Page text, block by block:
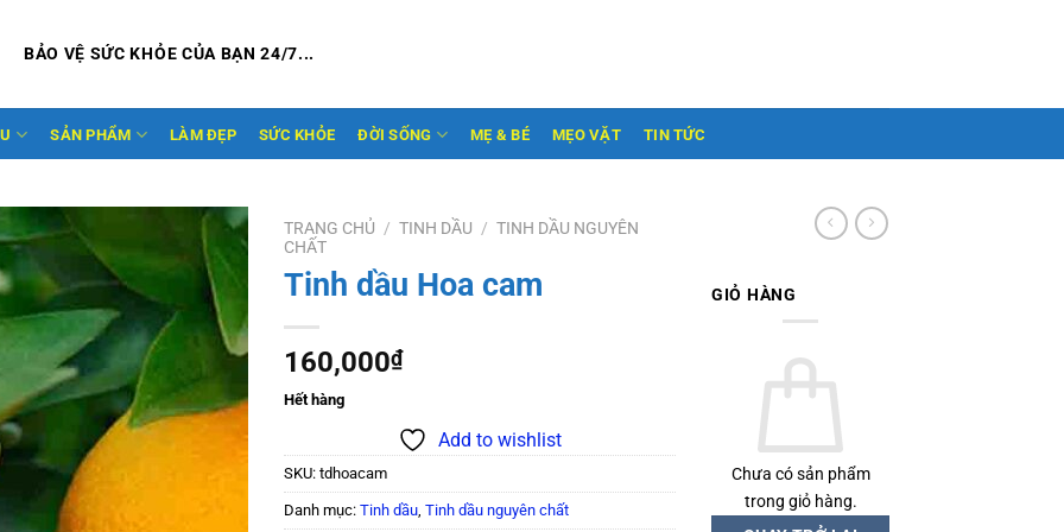
BẢO VỆ SỨC KHỎE CỦA BẠN 24/7...
SẢN PHẨM LÀM ĐẸP SỨC KHỎE ĐỜI SỐNG MẸ & BÉ MẸO VẶT TIN TỨC
Add to
wishlist
TRANG CHỦ / TINH DẦU / TINH DẦU NGUYÊN
CHẤT
Tinh dầu Hoa cam
160,000₫
Hết hàng
Add to wishlist
SKU: tdhoacam
Danh mục: Tinh dầu Tinh dầu nguyên chất
GIỎ HÀNG
Chưa có sản phẩm
trong giỏ hàng.